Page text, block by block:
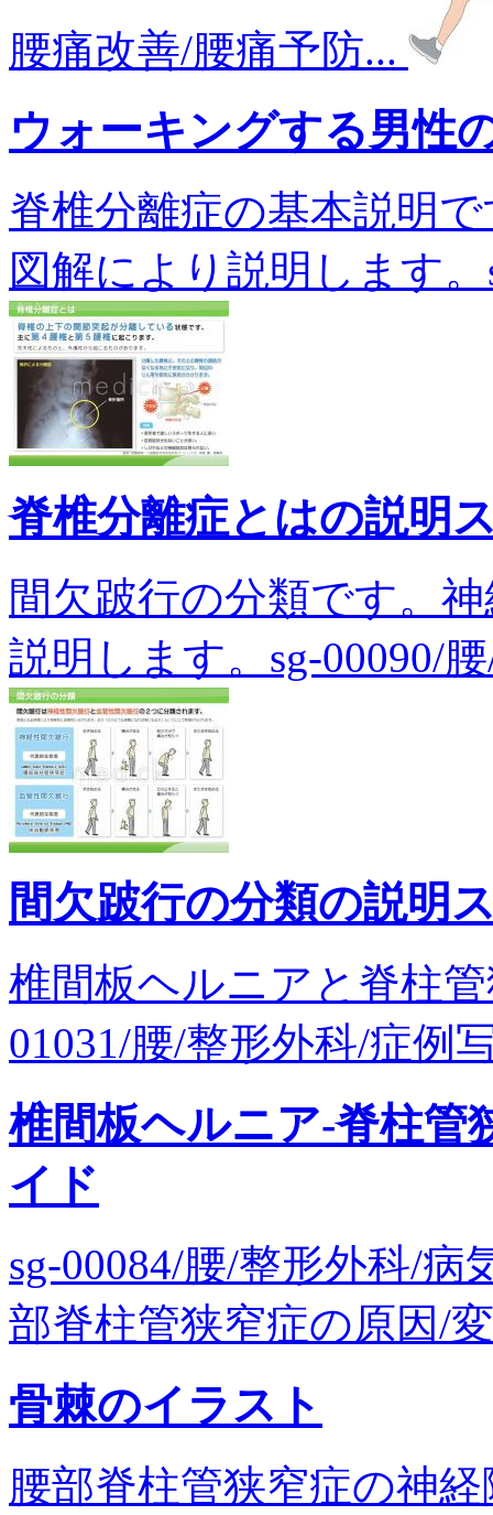
腰痛改善/腰痛予防...
ウォーキングする男性
脊椎分離症の基本説明
図解により説明します
脊椎分離症とはの説明
間欠跛行の分類です。
説明します。sg-00090/
間欠跛行の分類の説明
椎間板ヘルニアと脊柱
01031/腰/整形外科/症例
椎間板ヘルニア-脊柱管
イド
sg-00084/腰/整形外科/
部脊柱管狭窄症の原因/
骨棘のイラスト
腰部脊柱管狭窄症の神